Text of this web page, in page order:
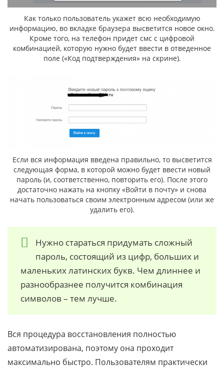
Как только пользователь укажет всю необходимую
информацию, во вкладке браузера высветится новое окно.
Кроме того, на телефон придет смс с цифровой
комбинацией, которую нужно будет ввести в отведенное
поле («Код подтверждения» на скрине).
Если вся информация введена правильно, то высветится
следующая форма, в которой можно будет ввести новый
пароль (и, соответственно, повторить его). После этого
достаточно нажать на кнопку «Войти в почту» и снова
начать пользоваться своим электронным адресом (или же
удалить его).
Нужно стараться придумать сложный
пароль, состоящий из цифр, больших и
маленьких латинских букв. Чем длиннее и
разнообразнее получится комбинация
символов – тем лучше.
Вся процедура восстановления полностью
автоматизирована, поэтому она проходит
максимально быстро. Пользователям практически